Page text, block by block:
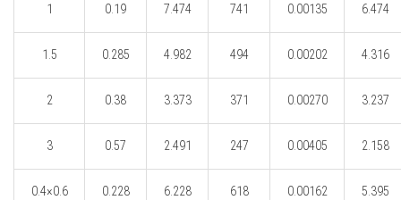
1 0.19 7.474 741 0.00135 6.474
1.5 0.285 4.982 494 0.00202 4.316
2 0.38 3.373 371 0.00270 3.237
3 0.57 2.491 247 0.00405 2.158
0.4×0.6 0.228 6.228 618 0.00162 5.395